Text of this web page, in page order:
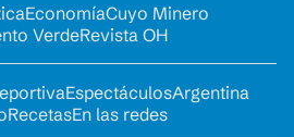
EconomíaCuyo Minero
VerdeRevista OH
EspectáculosArgentina
RecetasEn las redes